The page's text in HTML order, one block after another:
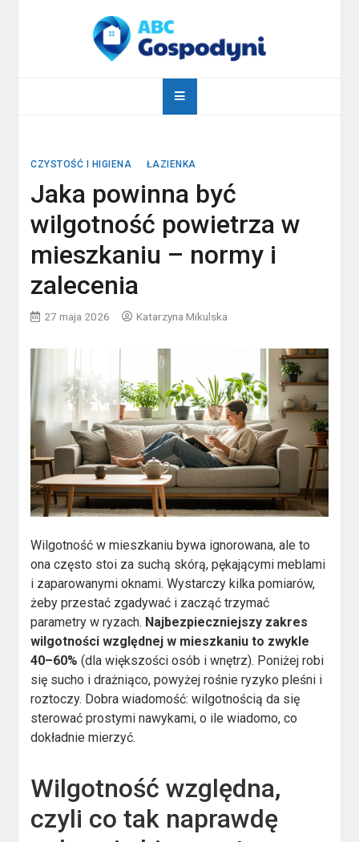
abcgospodyni.pl
CZYSTOŚĆ I HIGIENA ŁAZIENKA
Jaka powinna być
wilgotność powietrza w
mieszkaniu – normy i
zalecenia
27 maja 2026 Katarzyna Mikulska
Wilgotność w mieszkaniu bywa ignorowana, ale to
ona często stoi za suchą skórą, pękającymi meblami
i zaparowanymi oknami. Wystarczy kilka pomiarów,
żeby przestać zgadywać i zacząć trzymać
parametry w ryzach. Najbezpieczniejszy zakres
wilgotności względnej w mieszkaniu to zwykle
40–60% (dla większości osób i wnętrz). Poniżej robi
się sucho i drażniąco, powyżej rośnie ryzyko pleśni i
roztoczy. Dobra wiadomość: wilgotnością da się
sterować prostymi nawykami, o ile wiadomo, co
dokładnie mierzyć.
Wilgotność względna,
czyli co tak naprawdę